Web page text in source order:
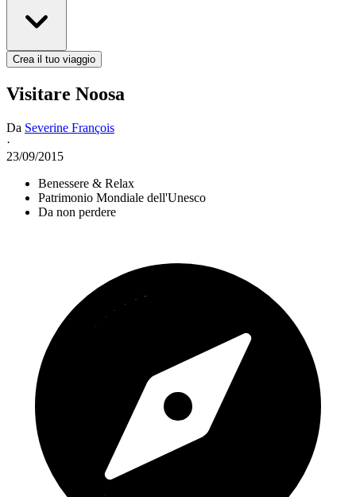
Crea il tuo viaggio
Visitare Noosa
Da Severine François
·
23/09/2015
Benessere & Relax
Patrimonio Mondiale dell'Unesco
Da non perdere